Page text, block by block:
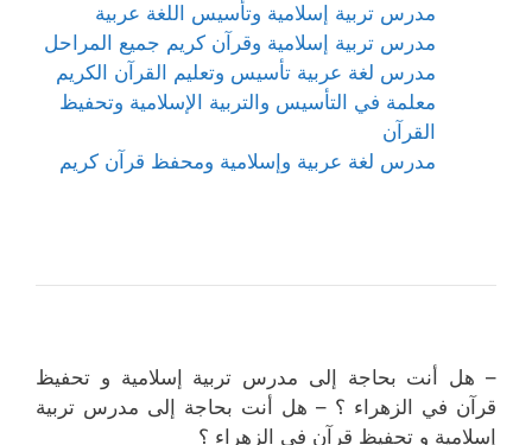
مدرس تربية إسلامية وتأسيس اللغة عربية
مدرس تربية إسلامية وقرآن كريم جميع المراحل
مدرس لغة عربية تأسيس وتعليم القرآن الكريم
معلمة في التأسيس والتربية الإسلامية وتحفيظ
القرآن
مدرس لغة عربية وإسلامية ومحفظ قرآن كريم
– هل أنت بحاجة إلى مدرس تربية إسلامية و تحفيظ
قرآن في الزهراء ؟ – هل أنت بحاجة إلى مدرس تربية
إسلامية و تحفيظ قرآن في الزهراء ؟